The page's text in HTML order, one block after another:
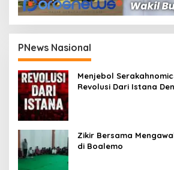
PNews Nasional
Menjebol
Revolusi Dari Istana
Zikir Bersama
di Boalemo